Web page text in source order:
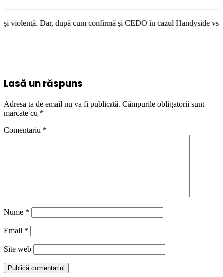
după cum confirmă şi CEDO în cazul Handyside vs. UK (para
Lasă un răspuns
Adresa ta de email nu va fi publicată. Câmpurile obligatorii sunt
marcate cu *
Comentariu *
Nume *
Email *
Site web